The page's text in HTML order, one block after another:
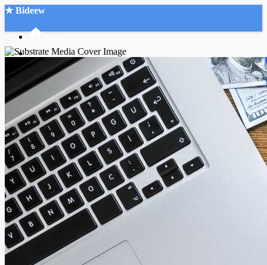
★ Bideew
Recherche Avancée
Mon compte
Connexion
Créer un compte
Mode nuit